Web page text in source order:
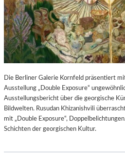
Die Berliner Galerie Kornfeld präsentiert
Ausstellung „Double Exposure“
Ausstellungsbericht über die georgische
Bildwelten. Rusudan Khizanishvili
mit „Double Exposure“,
Schichten der georgischen Kultur.